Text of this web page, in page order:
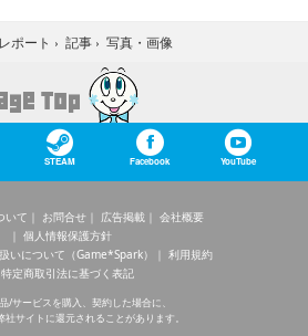
ポート › 記事 › 写真・画像
STEAM Facebook YouTube
いて お問合せ 広告掲載
会社概要
個人情報保護方針
いについて（Game*Spark）
利用規約
特定商取引法に基づく表記
/サービスを購入、契約した場合に、
社サイトに還元されることがあります。